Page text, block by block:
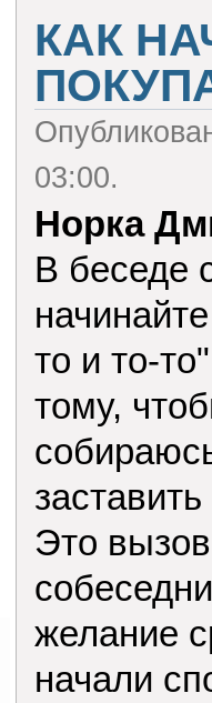
КАК
03:00.
Норка
В беседе
то и то-
тому,
Это
желание
начали